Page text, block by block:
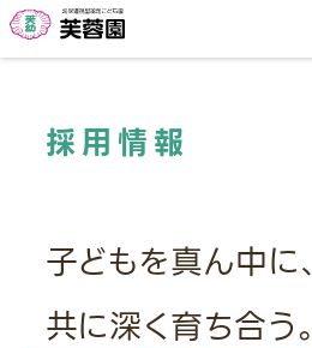
採用情報
子どもを真ん中に、
共に深く育ち合う。